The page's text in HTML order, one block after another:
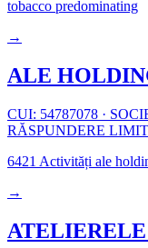
tobacco predominating
→
ALE
CUI: 54787078 ·
RĂSPUNDERE
6421 Activități ale
→
ATELIERELE